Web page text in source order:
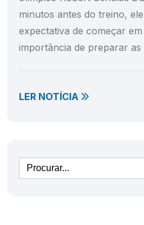
minutos antes do treino,
expectativa de começar
importância de preparar
LER NOTÍCIA